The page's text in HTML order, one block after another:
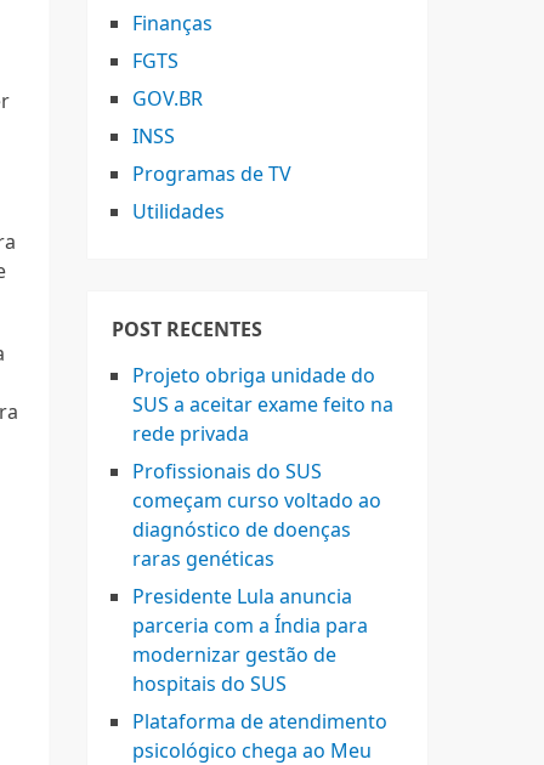
Finanças
FGTS
GOV.BR
INSS
Programas de TV
Utilidades
POST RECENTES
Projeto obriga unidade do
SUS a aceitar exame feito na
rede privada
Profissionais do SUS
começam curso voltado ao
diagnóstico de doenças
raras genéticas
Presidente Lula anuncia
parceria com a Índia para
modernizar gestão de
hospitais do SUS
Plataforma de atendimento
psicológico chega ao Meu